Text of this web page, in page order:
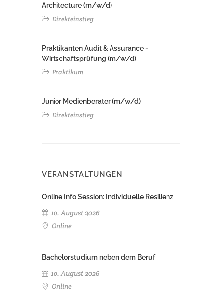
Architecture (m/w/d)​ ​
Direkteinstieg
Praktikanten Audit & Assurance -
Wirtschaftsprüfung (m/w/d)
Praktikum
Junior Medienberater (m/w/d)
Direkteinstieg
VERANSTALTUNGEN
Online Info Session: Individuelle Resilienz
10. August 2026
Online
Bachelorstudium neben dem Beruf
10. August 2026
Online